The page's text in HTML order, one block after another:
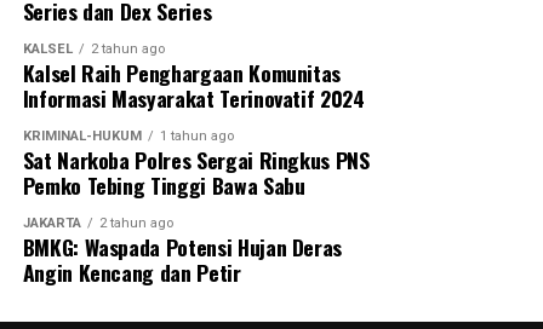
Series dan Dex Series
KALSEL 2 tahun ago
Kalsel Raih Penghargaan Komunitas
Informasi Masyarakat Terinovatif 2024
KRIMINAL-HUKUM 1 tahun ago
Sat Narkoba Polres Sergai Ringkus PNS
Pemko Tebing Tinggi Bawa Sabu
JAKARTA 2 tahun ago
BMKG: Waspada Potensi Hujan Deras
Angin Kencang dan Petir